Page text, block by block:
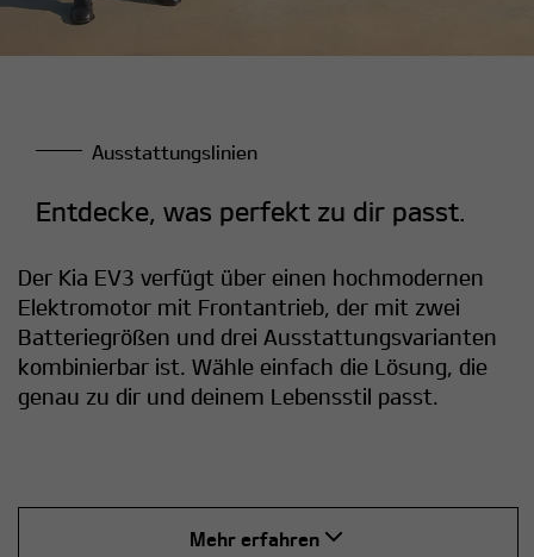
Ausstattungslinien
Entdecke, was perfekt zu dir passt.
Der Kia EV3 verfügt über einen hochmodernen
Elektromotor mit Frontantrieb, der mit zwei
Batteriegrößen und drei Ausstattungsvarianten
kombinierbar ist. Wähle einfach die Lösung, die
genau zu dir und deinem Lebensstil passt.
Mehr erfahren